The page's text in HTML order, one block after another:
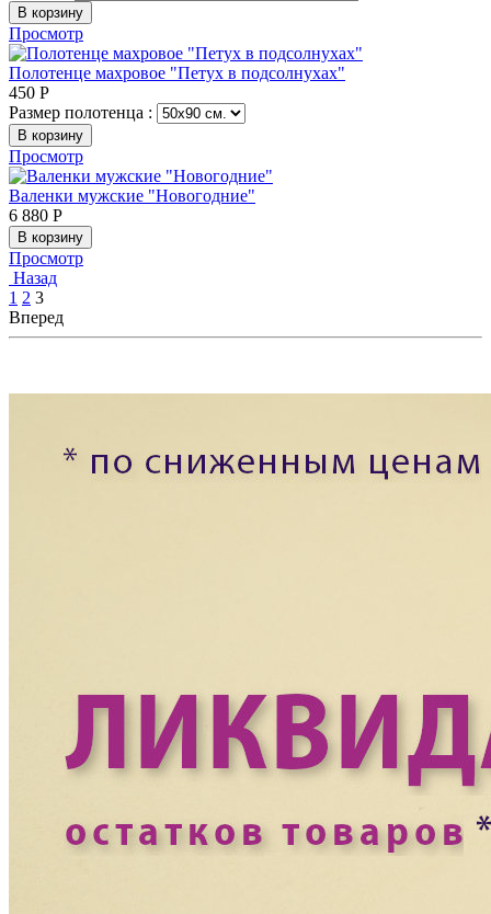
В корзину
Просмотр
Полотенце махровое "Петух в подсолнухах"
450 Р
Размер полотенца :
В корзину
Просмотр
Валенки мужские "Новогодние"
6 880 Р
В корзину
Просмотр
Назад
1 2 3
Вперед